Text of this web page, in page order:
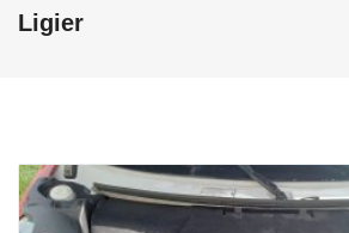
Ligier